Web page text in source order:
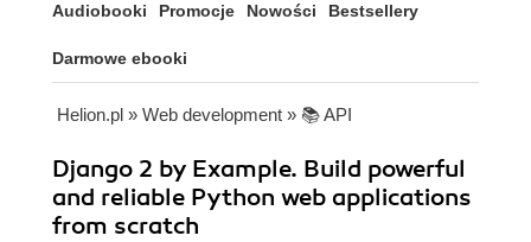
Audiobooki Promocje Nowości Bestsellery
Darmowe ebooki
Helion.pl » Web development » 📚 API
Django 2 by Example. Build powerful
and reliable Python web applications
from scratch